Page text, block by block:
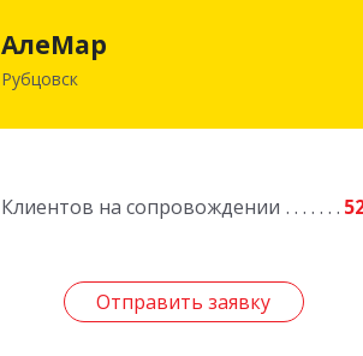
АлеМар
Рубцовск
Клиентов на сопровождении
Отправить заявку
658210, Алтайский край, Рубцовск г,
Отправить заявку